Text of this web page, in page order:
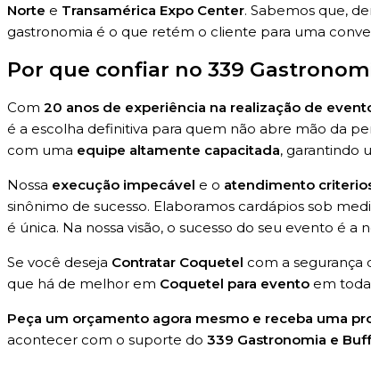
Norte e Transamérica Expo Center. Sabemos que,
gastronomia é o que retém o cliente para uma
Por que confiar no 339
Com 20 anos de experiência na realização de
é a escolha definitiva para quem não abre mão da
com uma equipe altamente capacitada, garantindo
Nossa execução impecável e o atendimento
sinônimo de sucesso. Elaboramos cardápios sob
é única. Na nossa visão, o sucesso do seu evento é a
Se você deseja Contratar Coquetel com a segurança
que há de melhor em Coquetel para evento em toda
Peça um orçamento agora mesmo e receba uma
acontecer com o suporte do 339 Gastronomia e